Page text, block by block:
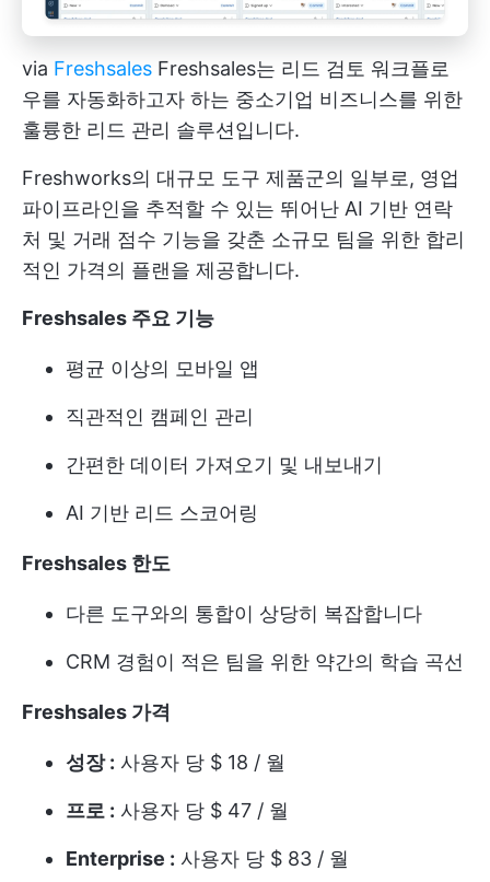
via Freshsales Freshsales는 리드 검토 워크플로
우를 자동화하고자 하는 중소기업 비즈니스를 위한
훌륭한 리드 관리 솔루션입니다.
Freshworks의 대규모 도구 제품군의 일부로, 영업
파이프라인을 추적할 수 있는 뛰어난 AI 기반 연락
처 및 거래 점수 기능을 갖춘 소규모 팀을 위한 합리
적인 가격의 플랜을 제공합니다.
Freshsales 주요 기능
평균 이상의 모바일 앱
직관적인 캠페인 관리
간편한 데이터 가져오기 및 내보내기
AI 기반 리드 스코어링
Freshsales 한도
다른 도구와의 통합이 상당히 복잡합니다
CRM 경험이 적은 팀을 위한 약간의 학습 곡선
Freshsales 가격
성장 : 사용자 당 $ 18 / 월
프로 : 사용자 당 $ 47 / 월
Enterprise : 사용자 당 $ 83 / 월